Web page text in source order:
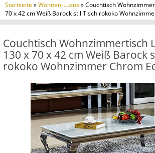
Startseite»Wohnen-Luxus» Couchtisch
70 x 42 cm Weiß Barock stil Tisch rokoko
Couchtisch Wohnzimmertisch
130 x 70 x 42 cm Weiß Barock
rokoko Wohnzimmer Chrom